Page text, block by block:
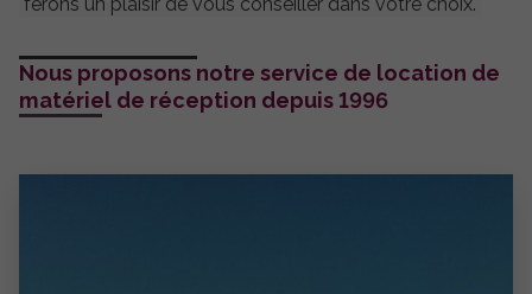
Nous proposons notre service de location de
matériel de réception depuis 1996